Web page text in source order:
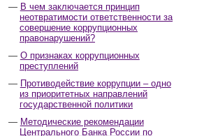
В чем заключается принцип
неотвратимости ответственности за
совершение коррупционных
правонарушений?
О признаках коррупционных
преступлений
Противодействие коррупции – одно
из приоритетных направлений
государственной политики
Методические рекомендации
Центрального Банка России по